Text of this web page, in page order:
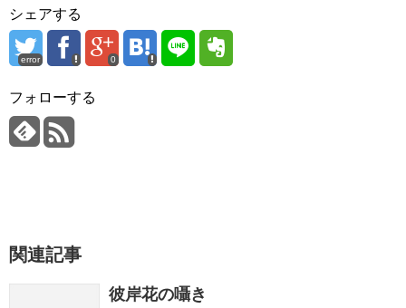
シェアする
error 0
フォローする
関連記事
彼岸花の囁き